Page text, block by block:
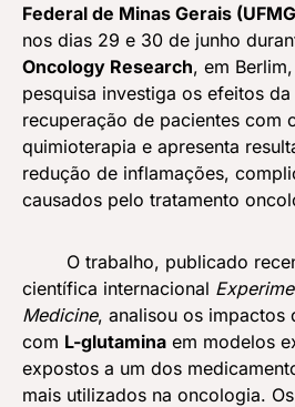
Federal de Minas Gerais
nos dias 29 e 30 de junho
Oncology Research, em
pesquisa investiga os efeitos da
recuperação de pacientes com
quimioterapia e apresenta
redução de inflamações,
causados pelo tratamento
O trabalho, publicado
científica internacional
Medicine, analisou os impactos
com L-glutamina em modelos
expostos a um dos
mais utilizados na oncologia.